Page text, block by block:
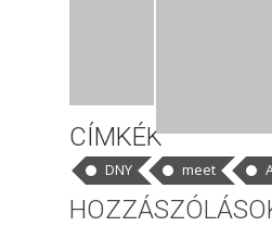
CÍMKÉK
DNY meet